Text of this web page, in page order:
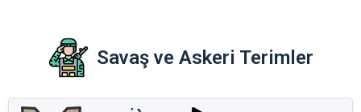
Savaş ve Askeri Terimler